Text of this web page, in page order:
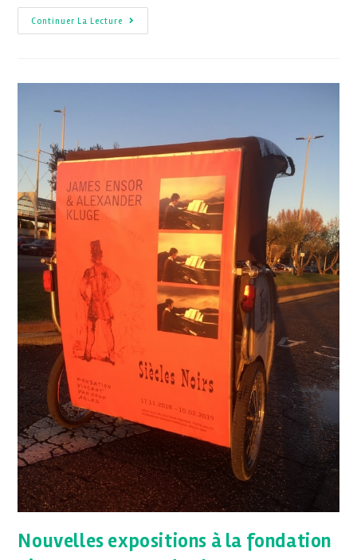
Continuer La Lecture
Nouvelles expositions à la fondation